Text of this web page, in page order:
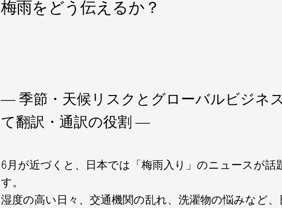
梅雨をどう伝えるか？
― 季節・天候リスクとグローバルビジネ
て翻訳・通訳の役割 ―
6月が近づくと、日本では「梅雨入り」のニュースが話
す。
湿度の高い日々、交通機関の乱れ、洗濯物の悩みなど、